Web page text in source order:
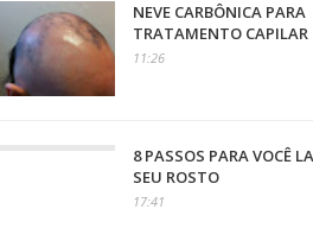
NEVE CARBÔNICA PARA
TRATAMENTO CAPILAR
11:26
8 PASSOS PARA VOCÊ
SEU ROSTO
17:41